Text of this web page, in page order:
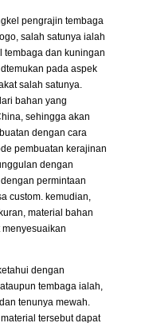
pengrajin tembaga
salah satunya ialah
tembaga dan kuningan
pada aspek
salah satunya.
bahan yang
sehingga akan
dengan cara
pembuatan kerajinan
dengan
permintaan
custom. kemudian,
material bahan
dengan
tembaga ialah,
tenunya mewah.
tersebut dapat